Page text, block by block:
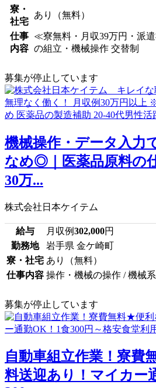
寮・
社宅
あり（無料）
仕事
内容
≪寮無料・月収39万円・派
の組立・機械操作 交替制
募集が停止しています
機械操作・データ入力
なめ◎｜医薬品原料の
30万...
株式会社日本ケイテム
給与 月収例302,000円
勤務地
岩手県 金ケ崎町
寮・社宅 あり（無料）
仕事内容 操作・機械の操作 / 機械
募集が停止しています
自動車組立作業！寮費
料送迎あり！マイカー